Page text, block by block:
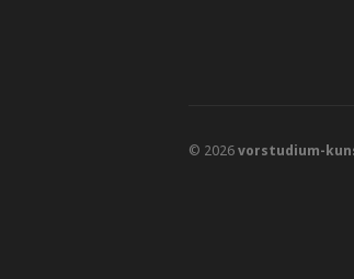
© 2026 vorstudium-